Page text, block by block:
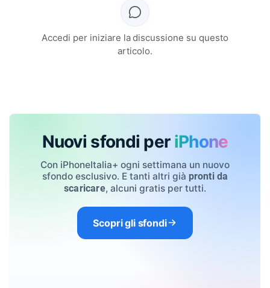
Accedi per iniziare la discussione su questo
articolo.
Nuovi sfondi per iPhone
Con iPhoneItalia+ ogni settimana un nuovo
sfondo esclusivo. E tanti altri già pronti da
scaricare, alcuni gratis per tutti.
Scopri gli sfondi